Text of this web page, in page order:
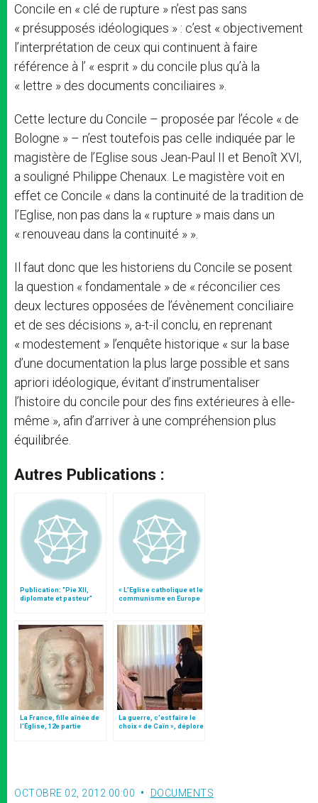
Concile en « clé de rupture » n’est pas sans
« présupposés idéologiques » : c’est « objectivement
l’interprétation de ceux qui continuent à faire
référence à l’ « esprit » du concile plus qu’à la
« lettre » des documents conciliaires ».
Cette lecture du Concile – proposée par l’école « de
Bologne » – n’est toutefois pas celle indiquée par le
magistère de l’Eglise sous Jean-Paul II et Benoît XVI,
a souligné Philippe Chenaux. Le magistère voit en
effet ce Concile « dans la continuité de la tradition de
l’Eglise, non pas dans la « rupture » mais dans un
« renouveau dans la continuité » ».
Il faut donc que les historiens du Concile se posent
la question « fondamentale » de « réconcilier ces
deux lectures opposées de l’évènement conciliaire
et de ses décisions », a-t-il conclu, en reprenant
« modestement » l’enquête historique « sur la base
d’une documentation la plus large possible et sans
apriori idéologique, évitant d’instrumentaliser
l’histoire du concile pour des fins extérieures à elle-
même », afin d’arriver à une compréhension plus
équilibrée.
Autres Publications :
Publication: "Pie XII,
diplomate et pasteur"
« L’Eglise catholique et le
communisme en Europe
La France, fille aînée de
l’Église, 12e partie
La guerre, c’est faire le
choix « de Caïn », déplore
OCTOBRE 02, 2012 00:00 DOCUMENTS